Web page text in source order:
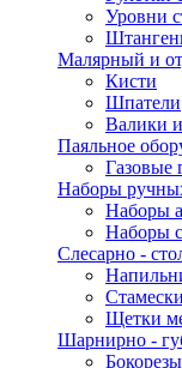
Уровни
Малярный и
Кисти
Шпатели
Валики
Паяльное
Газовые
Наборы
Наборы
Наборы
Слесарно -
Стамески
Щетки
Шарнирно -
Бокорезы